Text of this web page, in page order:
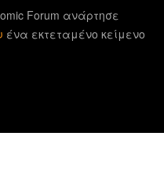
Forum ανάρτησε
ένα εκτεταμένο κείμενο